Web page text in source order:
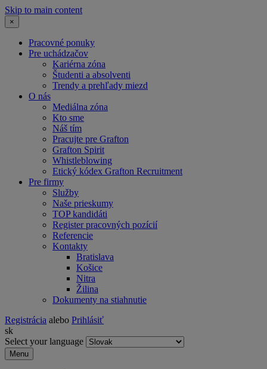
Skip to main content
×
Pracovné ponuky
Pre uchádzačov
Kariérna zóna
Študenti a absolventi
Trendy a prehľady miezd
O nás
Mediálna zóna
Kto sme
Náš tím
Pracujte pre Grafton
Grafton Spirit
Whistleblowing
Etický kódex Grafton Recruitment
Pre firmy
Služby
Naše prieskumy
TOP kandidáti
Register pracovných pozícií
Referencie
Kontakty
Bratislava
Košice
Nitra
Žilina
Dokumenty na stiahnutie
Registrácia alebo Prihlásiť
sk
Select your language
Menu